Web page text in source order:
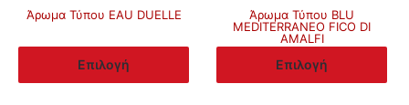
μπορούν
επιλεγούν
9.00€
through
Άρωμα Τύπου EAU DUELLE
Επιλογή
το
προϊόν
9.00€
through
Άρωμα Τύπου BLU
MEDITERRANEO FICO DI
AMALFI
Επιλογή
Αυτό
το